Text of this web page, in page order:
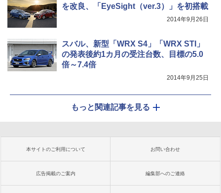
を改良、「EyeSight（ver.3）」を初搭載
2014年9月26日
スバル、新型「WRX S4」「WRX STI」
の発表後約1カ月の受注台数、目標の5.0
倍～7.4倍
2014年9月25日
もっと関連記事を見る
本サイトのご利用について お問い合わせ
広告掲載のご案内 編集部へのご連絡